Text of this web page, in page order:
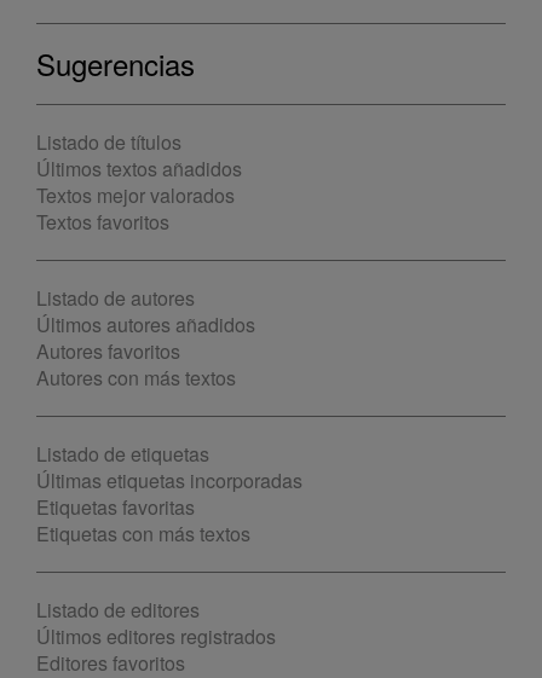
Sugerencias
Listado de títulos
Últimos textos añadidos
Textos mejor valorados
Textos favoritos
Listado de autores
Últimos autores añadidos
Autores favoritos
Autores con más textos
Listado de etiquetas
Últimas etiquetas incorporadas
Etiquetas favoritas
Etiquetas con más textos
Listado de editores
Últimos editores registrados
Editores favoritos